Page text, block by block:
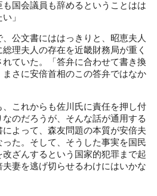
国会議員も辞めるということはは
」
公文書にははっきりと、昭恵夫人
理夫人の存在を近畿財務局が重く
ていた。「答弁に合わせて書き換
さに安倍首相のこの答弁ではなか
これからも佐川氏に責任を押し付
のだろうが、そんな話が通用する
よって、森友問題の本質が安倍夫
た。そして、そうした事実を国民
ざんするという国家的犯罪まで起
妻を逃げ切らせるわけにはいかな